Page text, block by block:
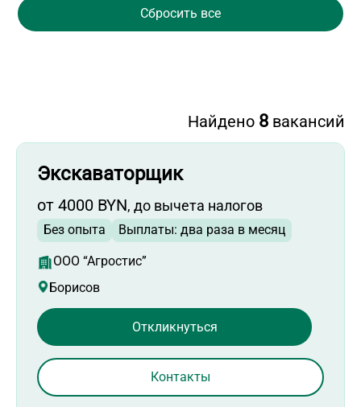
Сбросить все
Найдено 8 вакансий
Экскаваторщик
от 4000 BYN, до вычета налогов
Без опыта Выплаты: два раза в месяц
ООО “Агростис”
Борисов
Откликнуться
Контакты